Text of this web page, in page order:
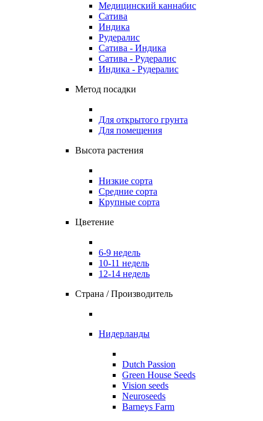
Медицинский каннабис
Сатива
Индика
Рудералис
Сатива - Индика
Сатива - Рудералис
Индика - Рудералис
Метод посадки
Для открытого грунта
Для помещения
Высота растения
Низкие сорта
Средние сорта
Крупные сорта
Цветение
6-9 недель
10-11 недель
12-14 недель
Страна / Производитель
Нидерланды
Dutch Passion
Green House Seeds
Vision seeds
Neuroseeds
Barneys Farm